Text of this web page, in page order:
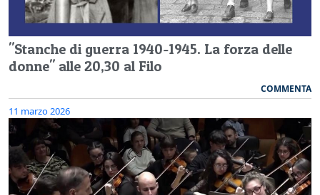
"Stanche di guerra 1940-1945. La forza delle
donne" alle 20,30 al Filo
COMMENTA
11 marzo 2026